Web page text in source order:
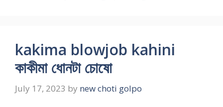
kakima blowjob kahini
কাকীমা ধোনটা চোষো
July 17, 2023 by new choti golpo